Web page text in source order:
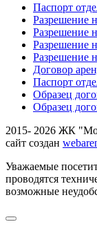
Паспорт
Разрешение
Разрешение
Разрешение
Разрешение
Договор
Паспорт
Образец
Образец
2015- 2026 ЖК
сайт создан
Уважаемые
проводятся
возможные